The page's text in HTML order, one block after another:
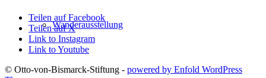
Wanderausstellung
Teilen auf Facebook
Teilen auf X
Link to Instagram
Link to Youtube
© Otto-von-Bismarck-Stiftung - powered by Enfold WordPress